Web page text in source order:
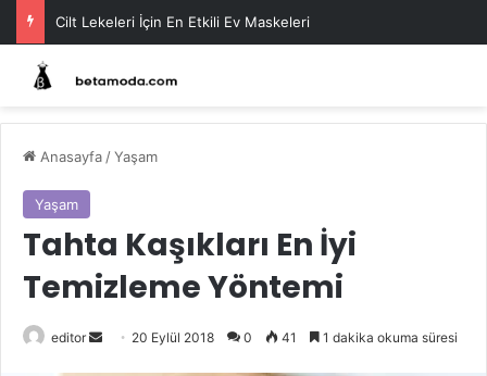
Cilt Lekeleri İçin En Etkili Ev Maskeleri
Anasayfa /Yaşam
Yaşam
Tahta Kaşıkları En İyi
Temizleme Yöntemi
editor
Bir
20 Eylül 2018 0 41 1 dakika okuma süresi